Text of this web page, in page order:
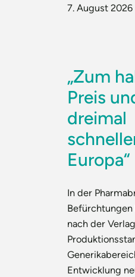
7. August 2026
„Zum
Preis
dreimal
Europa“
In der
Befürchtungen
nach der
Entwicklung